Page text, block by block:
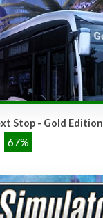
Stop - Gold Edition
67%